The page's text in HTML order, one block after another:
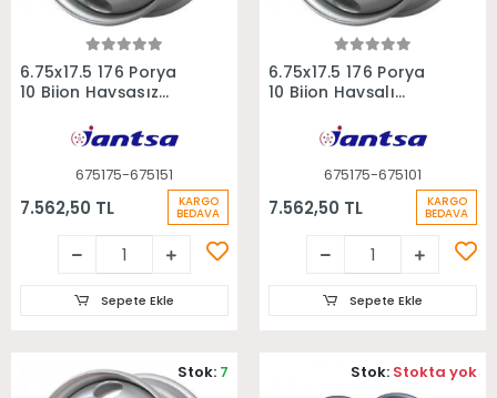
Sepete Ekle
6.75x17.5 176 Porya
10 Bijon Havşasız
675175-675151
7.562,50 TL KARGO
BEDAVA
Sepete Ekle
Sepete Ekle
6.75x17.5 176 Porya
10 Bijon Havşalı
675175-675101
7.562,50 TL KARGO
BEDAVA
Sepete Ekle
Stok: 7 Stok: Stokta yok